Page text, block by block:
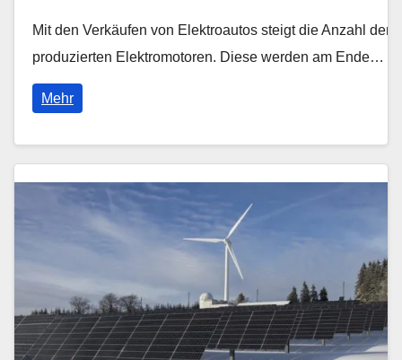
Mit den Verkäufen von Elektroautos steigt die Anzahl der
produzierten Elektromotoren. Diese werden am Ende…
Mehr